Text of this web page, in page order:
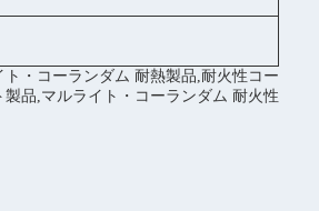
ト・コーランダム 耐熱製品,耐火性コー
製品,マルライト・コーランダム 耐火性